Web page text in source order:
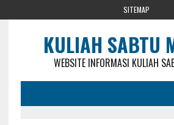
SITEMAP
KULIAH SABTU
WEBSITE INFORMASI KULIAH